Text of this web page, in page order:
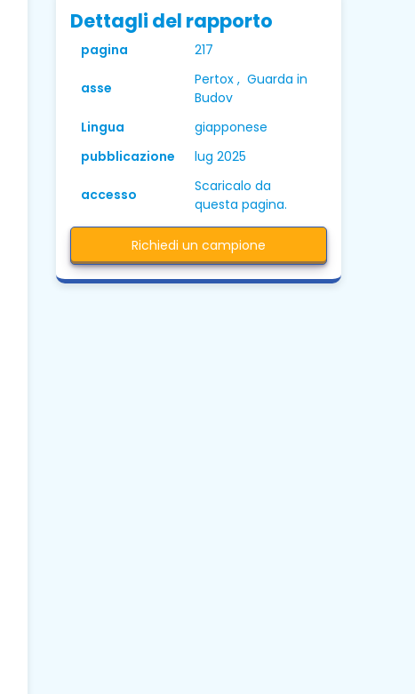
Dettagli del rapporto
pagina 217
asse
Pertox , Guarda in
Budov
Lingua
giapponese
pubblicazione
lug 2025
accesso
Scaricalo da
questa pagina.
Richiedi un campione